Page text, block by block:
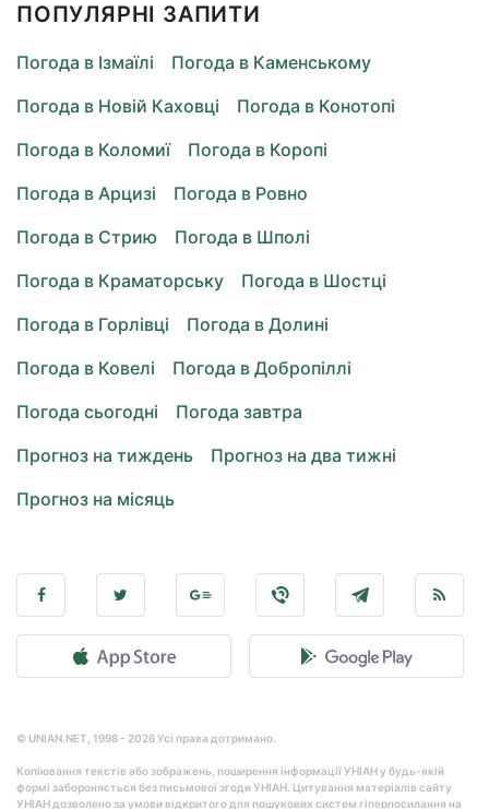
ПОПУЛЯРНІ ЗАПИТИ
Погода в Ізмаїлі
Погода в Каменському
Погода в Новій Каховці
Погода в Конотопі
Погода в Коломиї
Погода в Коропі
Погода в Арцизі
Погода в Ровно
Погода в Стрию
Погода в Шполі
Погода в Краматорську
Погода в Шостці
Погода в Горлівці
Погода в Долині
Погода в Ковелі
Погода в Добропіллі
Погода сьогодні
Погода завтра
Прогноз на тиждень
Прогноз на два тижні
Прогноз на місяць
© UNIAN.NET, 1998 - 2026 Усі права дотримано.
Копіювання текстів або зображень, поширення інформації УНІАН у будь-якій
формі забороняється без письмової згоди УНІАН. Цитування матеріалів сайту
УНІАН дозволено за умови відкритого для пошукових систем гіперпосилання на